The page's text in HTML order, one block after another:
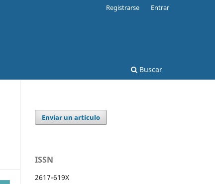
Buscar
Registrarse Entrar
Enviar un artículo
ISSN
2617-619X